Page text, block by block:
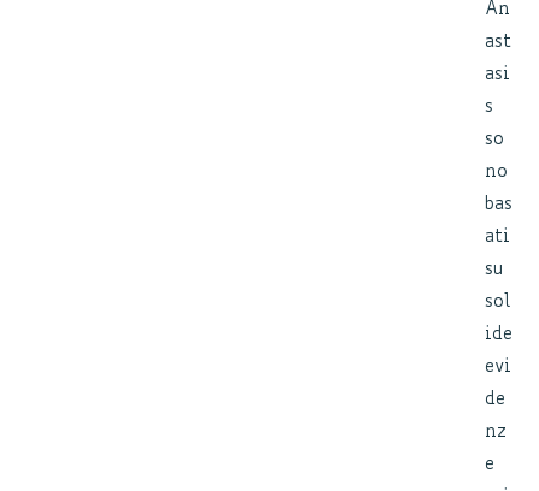
An
ast
asi
s
so
no
bas
ati
su
sol
ide
evi
de
nz
e